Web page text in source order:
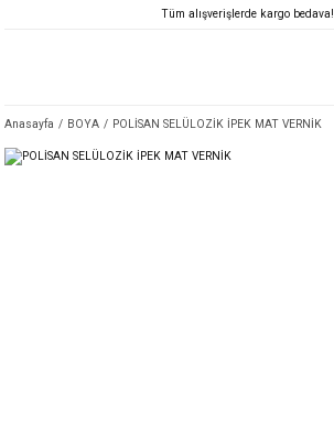
Tüm alışverişlerde kargo bedava!
Anasayfa BOYA POLİSAN SELÜLOZİK İPEK MAT VERNİK